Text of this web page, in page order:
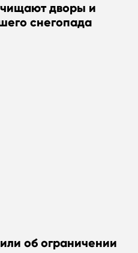
дворы и
снегопада
об ограничении